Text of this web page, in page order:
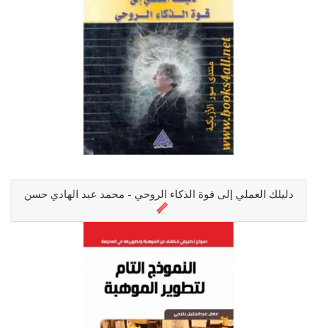
دليلك العملي إلى قوة الذكاء الروحي - محمد عبد الهادي حسن